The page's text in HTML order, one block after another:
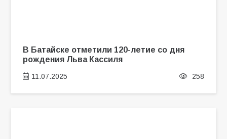
В Батайске отметили 120-летие со дня
рождения Льва Кассиля
11.07.2025 258